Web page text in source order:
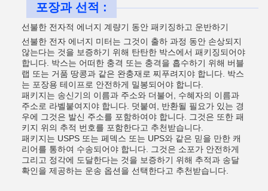
포장과 선적 :
선불한 전자적 에너지 계량기 동안 패키징하고 운반하기
선불한 전자 에너지 미터는 그것이 출하 과정 동안 손상되지
않는다는 것을 보증하기 위해 탄탄한 박스에서 패키징되어야
합니다. 박스는 어떠한 충격 또는 충격을 흡수하기 위해 버블
랩 또는 거품 땅콩과 같은 완충재로 찌푸려지야 합니다. 박스
는 포장용 테이프로 안전하게 밀봉되어야 합니다.
패키지는 송신기의 이름과 주소와 더불어, 수혜자의 이름과
주소로 라벨붙여지야 합니다. 덧붙여, 반환될 필요가 있는 경
우에 그것은 발신 주소를 포함하여야 합니다. 그것은 또한 패
키지 위의 추적 번호를 포함한다고 추천받습니다.
패키지는 USPS 또는 페덱스 또는 UPS와 같은 믿을 만한 캐
리어를 통하여 수송되어야 합니다. 그것은 소포가 안전하게
그리고 정각에 도달한다는 것을 보증하기 위해 추적과 송달
확인을 제공하는 운송 옵션을 선택한다고 추천받습니다.